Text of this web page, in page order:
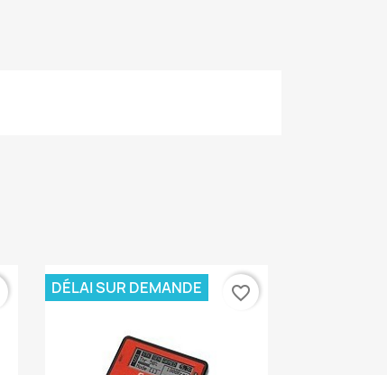
DÉLAI SUR DEMANDE favorite_border